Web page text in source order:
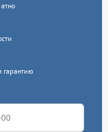
гарантию